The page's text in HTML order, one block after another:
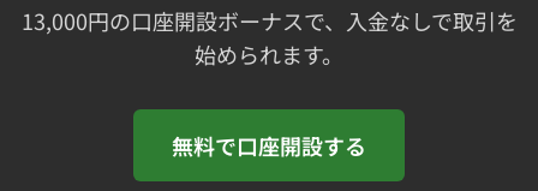
13,000円の口座開設ボーナスで、入金なしで取引を
始められます。
無料で口座開設する